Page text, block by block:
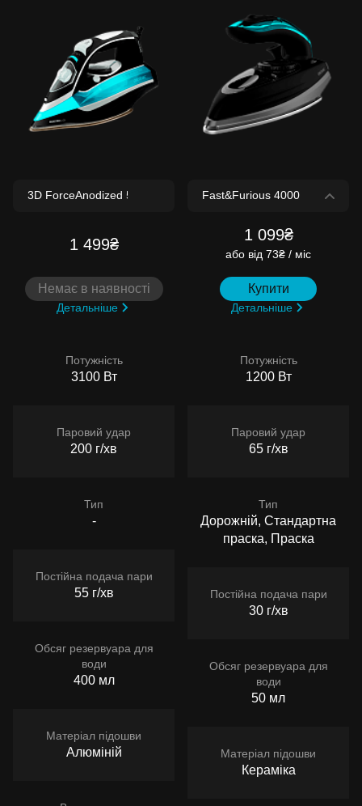
1 499₴
Немає в наявності
Детальніше
Потужність
3100 Вт
Паровий удар
200 г/хв
Тип
-
Постійна подача пари
55 г/хв
Обсяг резервуара для
води
400 мл
Матеріал підошви
Алюміній
1 099₴
або від 73₴ / міс
Купити
Детальніше
Потужність
1200 Вт
Паровий удар
65 г/хв
Тип
Дорожній, Стандартна
праска, Праска
Постійна подача пари
30 г/хв
Обсяг резервуара для
води
50 мл
Матеріал підошви
Кераміка